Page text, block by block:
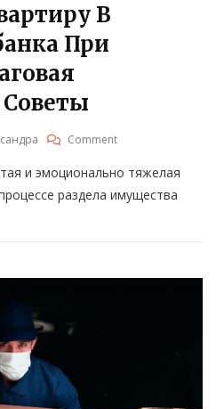
В
При
CommentOn
Продать
Квартиру
Сбербанка
и эмоционально тяжелая
раздела имущества